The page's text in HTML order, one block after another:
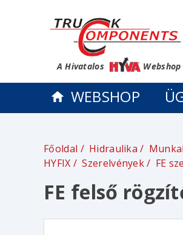
A Hivatalos Webshop
WEBSHOP
Főoldal Hidraulika
HYFIX
Szerelvények FE
FE felső